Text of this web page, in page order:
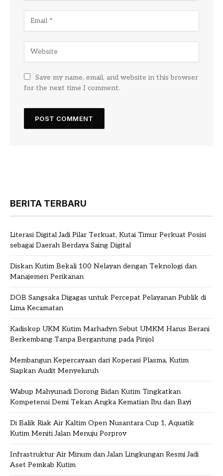
Save my name, email, and website in this browser
for the next time I comment.
BERITA TERBARU
Literasi Digital Jadi Pilar Terkuat, Kutai Timur Perkuat Posisi
sebagai Daerah Berdaya Saing Digital
Diskan Kutim Bekali 100 Nelayan dengan Teknologi dan
Manajemen Perikanan
DOB Sangsaka Digagas untuk Percepat Pelayanan Publik di
Lima Kecamatan
Kadiskop UKM Kutim Marhadyn Sebut UMKM Harus Berani
Berkembang Tanpa Bergantung pada Pinjol
Membangun Kepercayaan dari Koperasi Plasma, Kutim
Siapkan Audit Menyeluruh
Wabup Mahyunadi Dorong Bidan Kutim Tingkatkan
Kompetensi Demi Tekan Angka Kematian Ibu dan Bayi
Di Balik Riak Air Kaltim Open Nusantara Cup 1, Aquatik
Kutim Meniti Jalan Menuju Porprov
Infrastruktur Air Minum dan Jalan Lingkungan Resmi Jadi
Aset Pemkab Kutim